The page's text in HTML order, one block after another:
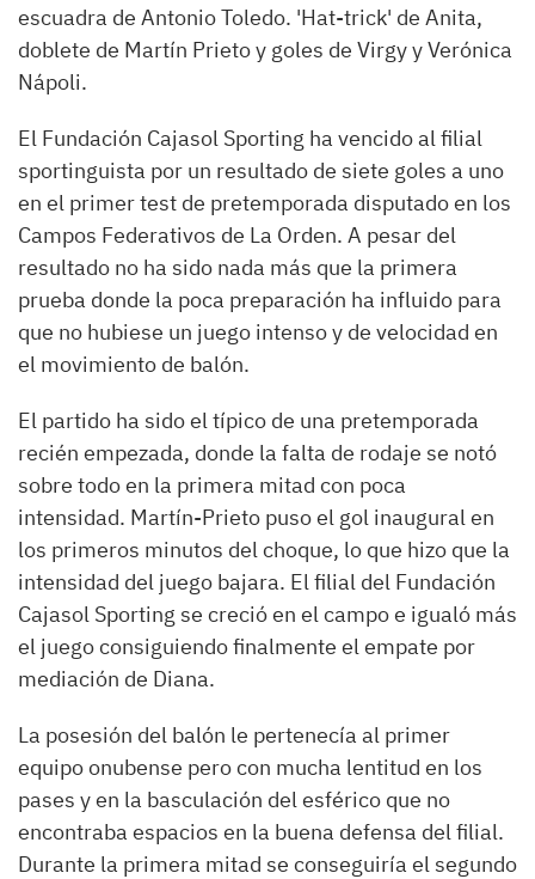
escuadra de Antonio Toledo. 'Hat-trick' de Anita,
doblete de Martín Prieto y goles de Virgy y Verónica
Nápoli.
El Fundación Cajasol Sporting ha vencido al filial
sportinguista por un resultado de siete goles a uno
en el primer test de pretemporada disputado en los
Campos Federativos de La Orden. A pesar del
resultado no ha sido nada más que la primera
prueba donde la poca preparación ha influido para
que no hubiese un juego intenso y de velocidad en
el movimiento de balón.
El partido ha sido el típico de una pretemporada
recién empezada, donde la falta de rodaje se notó
sobre todo en la primera mitad con poca
intensidad. Martín-Prieto puso el gol inaugural en
los primeros minutos del choque, lo que hizo que la
intensidad del juego bajara. El filial del Fundación
Cajasol Sporting se creció en el campo e igualó más
el juego consiguiendo finalmente el empate por
mediación de Diana.
La posesión del balón le pertenecía al primer
equipo onubense pero con mucha lentitud en los
pases y en la basculación del esférico que no
encontraba espacios en la buena defensa del filial.
Durante la primera mitad se conseguiría el segundo